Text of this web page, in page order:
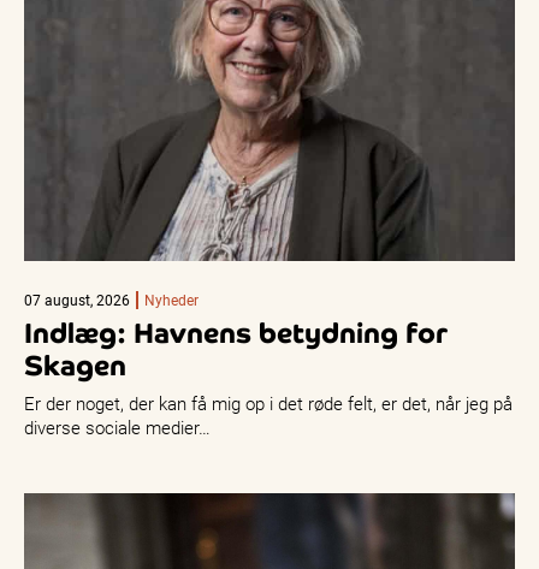
07 august, 2026 Nyheder
Indlæg: Havnens betydning for
Skagen
Er der noget, der kan få mig op i det røde felt, er det, når jeg på
diverse sociale medier…